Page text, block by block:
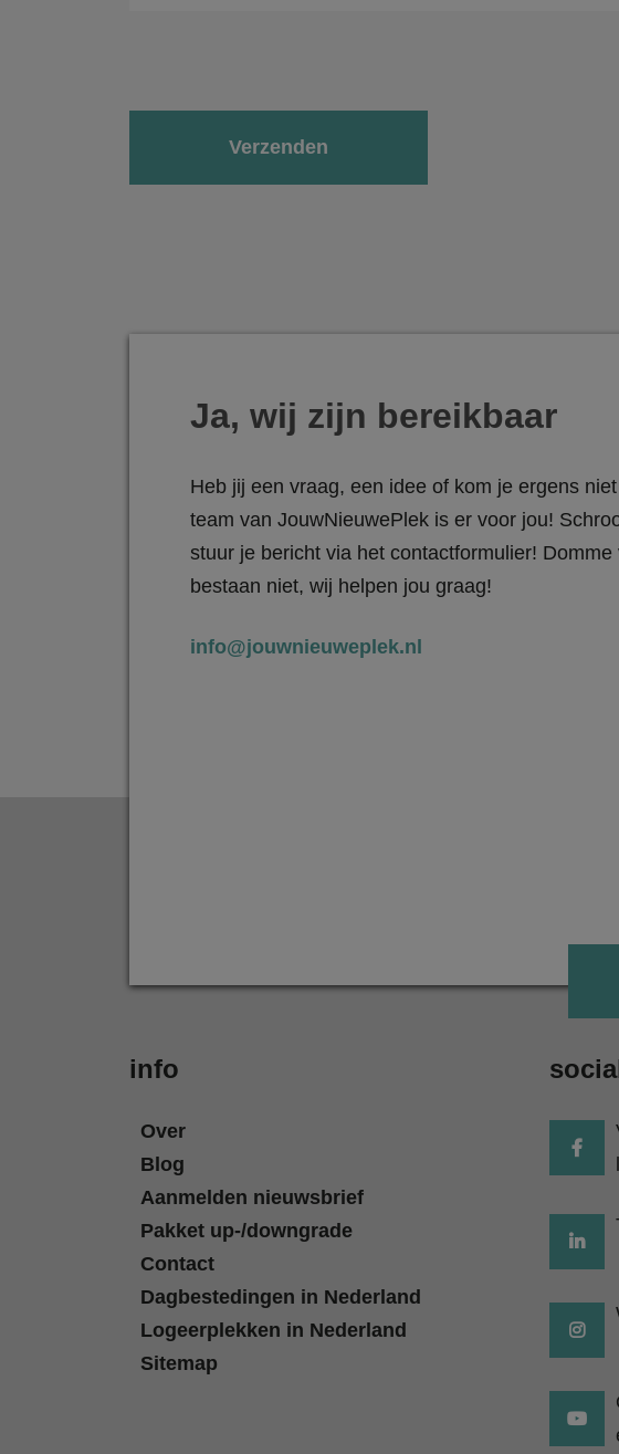
Ja, wij zijn bereikbaar
Heb jij een vraag, een idee of kom je ergens
team van JouwNieuwePlek is er voor jou!
stuur je bericht via het contactformulier! Domme
bestaan niet, wij helpen jou graag!
info@jouwnieuweplek.nl
info
Over
Blog
Aanmelden nieuwsbrief
Pakket up-/downgrade
Contact
Dagbestedingen in Nederland
Logeerplekken in Nederland
Sitemap